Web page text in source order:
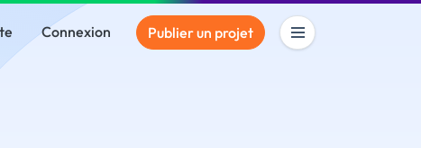
Connexion Publier un projet